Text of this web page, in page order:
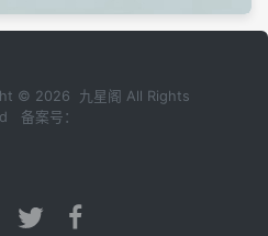
© 2026 九星阁 All Rights
备案号：